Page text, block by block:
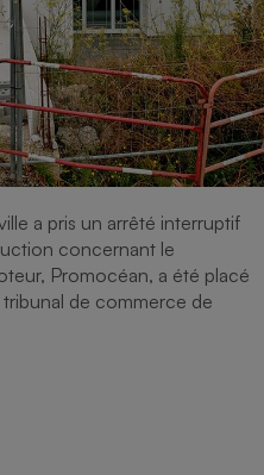
a pris un arrêté interruptif
concernant le
Promocéan, a été placé
de commerce de